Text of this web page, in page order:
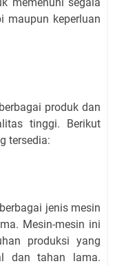
maupun keperluan
produk dan
tinggi. Berikut
tersedia:
jenis mesin
Mesin-mesin ini
produksi yang
dan tahan lama.